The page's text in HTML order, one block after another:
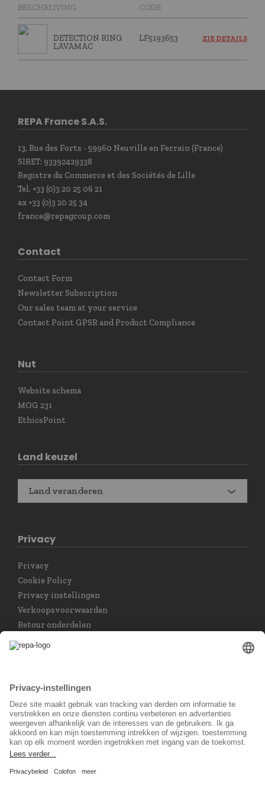
BESCHRIJVING CODE
DETECTION RING
LAVAMAC
LF5193653 ZIE DETAILS
REPA France S.A.S.
13, Rue des Forts - 59960 Neuville en Ferrain (France)
SIRET: 93392429338
Registre du Commerce et des Sociétés de Lille
Tel. +33 (0)3 20 25 06 21
ax +33 (0)3 20 25 34
france@repagroup.com
Contact
Contact Form
Newsletter Subscription
Our sales team at your service
Contact Point GPSR and Product Compliance
Nut
Website schema
MOG 231
EthicsPoint
Land keuzel
Land veranderen
Privacy
Privacy
Cookie Policy
Privacy instellingen
Verkoopsvoorwaarden
Retour onderdelen
Nederlands
Sociaal Netwerk